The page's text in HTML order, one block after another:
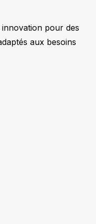
pour des
aux besoins